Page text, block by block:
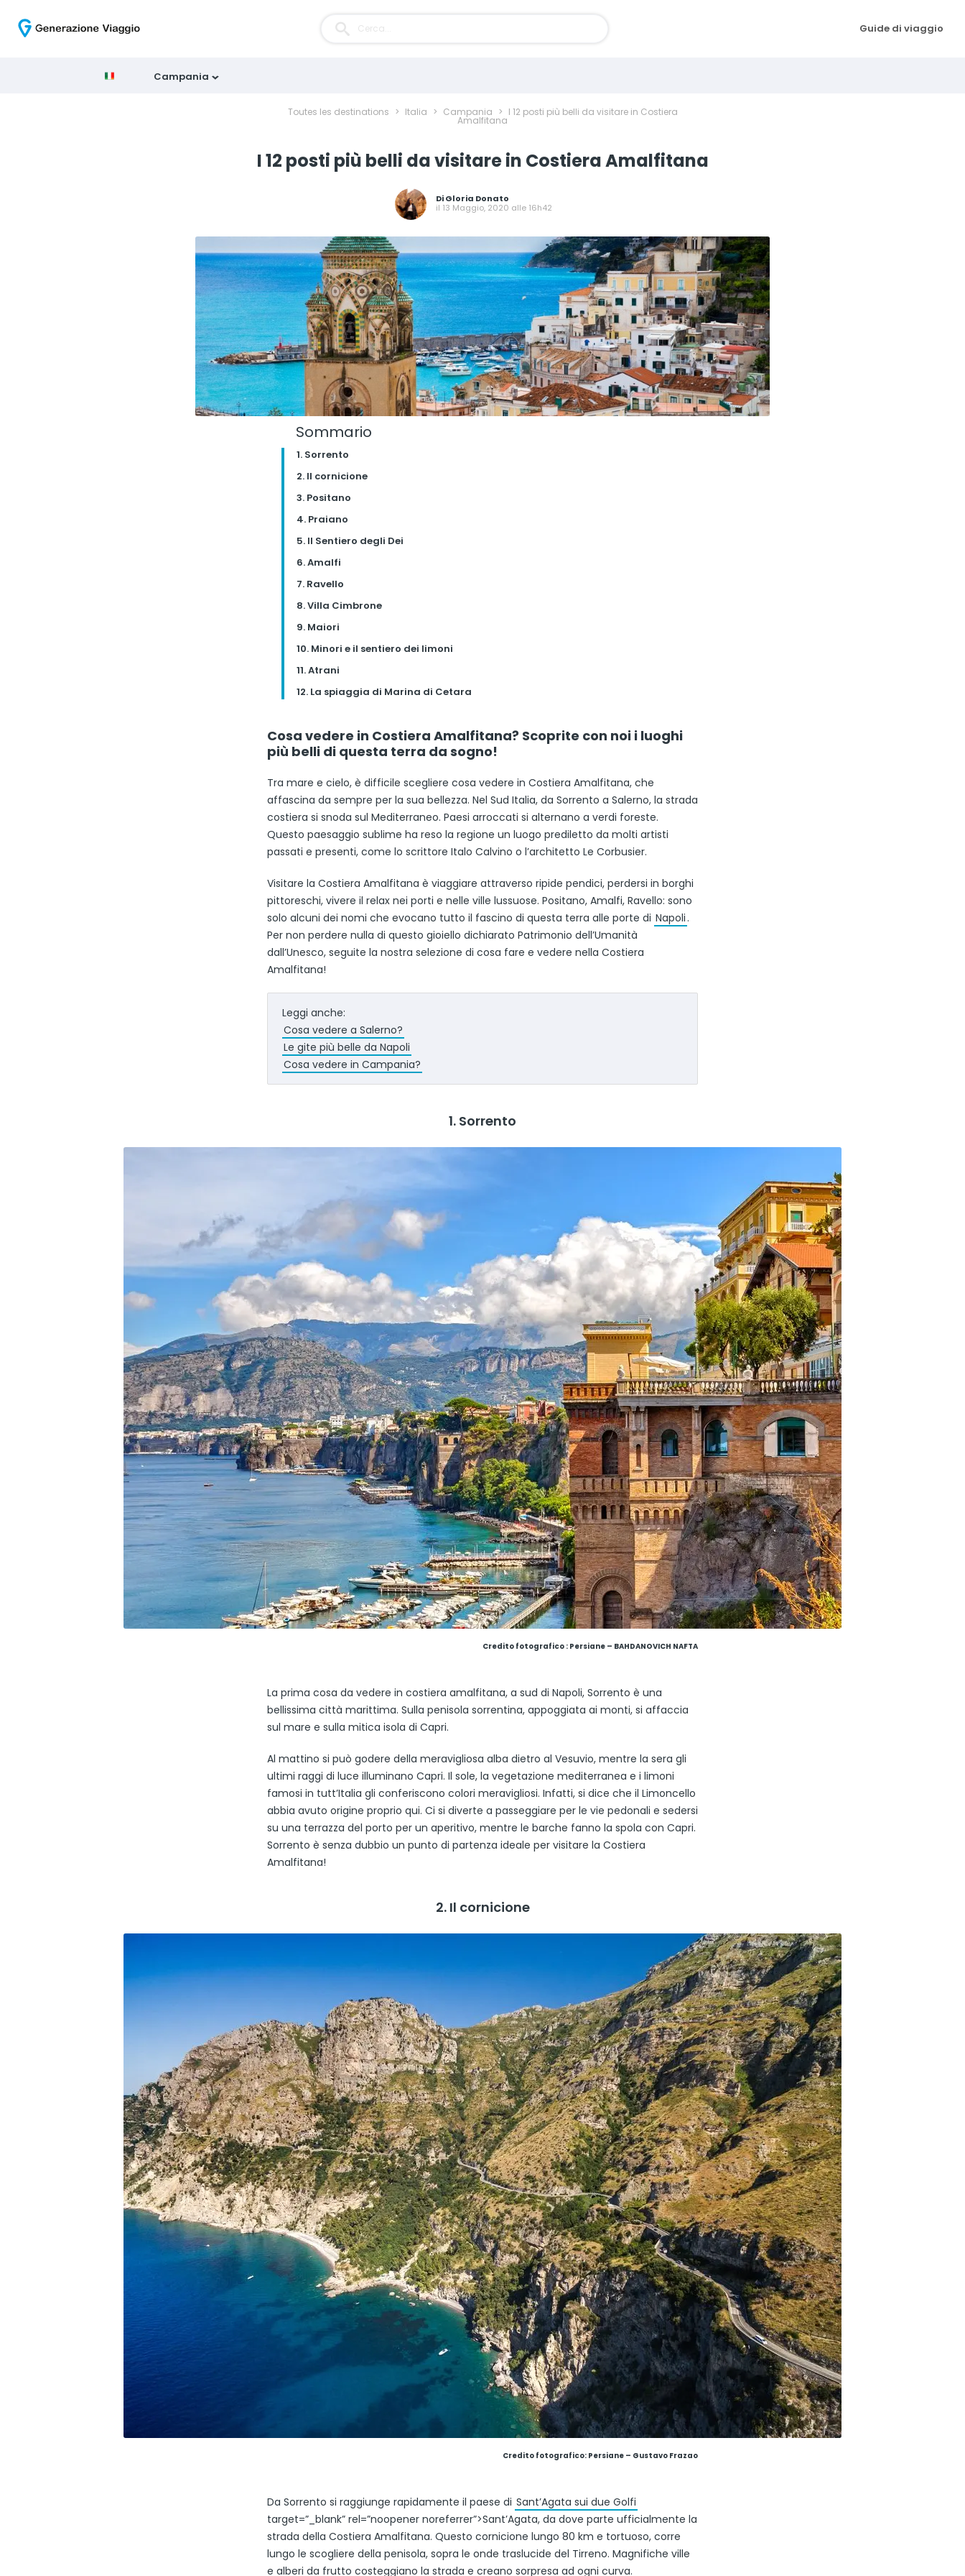
Guide di viaggio
Campania
Toutes les destinations > Italia > Campania > I 12 posti più belli da visitare in Costiera
Amalfitana
I 12 posti più belli da visitare in Costiera Amalfitana
DiGloria Donato
il 13 Maggio, 2020 alle 16h42
Sommario
1. Sorrento
2. Il cornicione
3. Positano
4. Praiano
5. Il Sentiero degli Dei
6. Amalfi
7. Ravello
8. Villa Cimbrone
9. Maiori
10. Minori e il sentiero dei limoni
11. Atrani
12. La spiaggia di Marina di Cetara
Cosa vedere in Costiera Amalfitana? Scoprite con noi i luoghi
più belli di questa terra da sogno!
Tra mare e cielo, è difficile scegliere cosa vedere in Costiera Amalfitana, che
affascina da sempre per la sua bellezza. Nel Sud Italia, da Sorrento a Salerno, la strada
costiera si snoda sul Mediterraneo. Paesi arroccati si alternano a verdi foreste.
Questo paesaggio sublime ha reso la regione un luogo prediletto da molti artisti
passati e presenti, come lo scrittore Italo Calvino o l’architetto Le Corbusier.
Visitare la Costiera Amalfitana è viaggiare attraverso ripide pendici, perdersi in borghi
pittoreschi, vivere il relax nei porti e nelle ville lussuose. Positano, Amalfi, Ravello: sono
solo alcuni dei nomi che evocano tutto il fascino di questa terra alle porte di Napoli .
Per non perdere nulla di questo gioiello dichiarato Patrimonio dell’Umanità
dall’Unesco, seguite la nostra selezione di cosa fare e vedere nella Costiera
Amalfitana!
Leggi anche:
Cosa vedere a Salerno?
Le gite più belle da Napoli
Cosa vedere in Campania?
1. Sorrento
Credito fotografico : Persiane – BAHDANOVICH NAFTA
La prima cosa da vedere in costiera amalfitana, a sud di Napoli, Sorrento è una
bellissima città marittima. Sulla penisola sorrentina, appoggiata ai monti, si affaccia
sul mare e sulla mitica isola di Capri.
Al mattino si può godere della meravigliosa alba dietro al Vesuvio, mentre la sera gli
ultimi raggi di luce illuminano Capri. Il sole, la vegetazione mediterranea e i limoni
famosi in tutt’Italia gli conferiscono colori meravigliosi. Infatti, si dice che il Limoncello
abbia avuto origine proprio qui. Ci si diverte a passeggiare per le vie pedonali e sedersi
su una terrazza del porto per un aperitivo, mentre le barche fanno la spola con Capri.
Sorrento è senza dubbio un punto di partenza ideale per visitare la Costiera
Amalfitana!
2. Il cornicione
Credito fotografico: Persiane – Gustavo Frazao
Da Sorrento si raggiunge rapidamente il paese di Sant’Agata sui due Golfi
target=”_blank” rel=”noopener noreferrer”>Sant’Agata, da dove parte ufficialmente la
strada della Costiera Amalfitana. Questo cornicione lungo 80 km e tortuoso, corre
lungo le scogliere della penisola, sopra le onde traslucide del Tirreno. Magnifiche ville
e alberi da frutto costeggiano la strada e creano sorpresa ad ogni curva.